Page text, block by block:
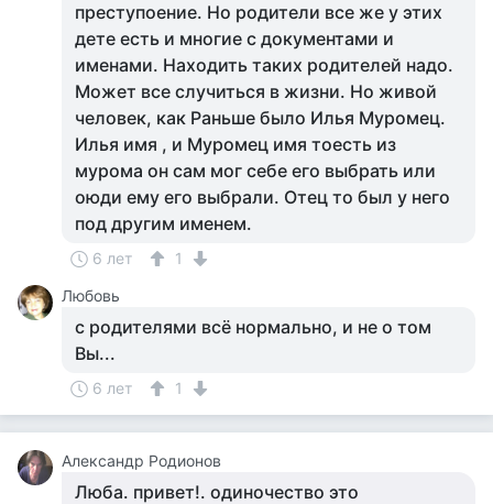
преступоение. Но родители все же у этих
дете есть и многие с документами и
именами. Находить таких родителей надо.
Может все случиться в жизни. Но живой
человек, как Раньше было Илья Муромец.
Илья имя , и Муромец имя тоесть из
мурома он сам мог себе его выбрать или
оюди ему его выбрали. Отец то был у него
под другим именем.
6 лет
1
Любовь
с родителями всё нормально, и не о том
Вы...
6 лет 1
Александр Родионов
Люба. привет!. одиночество это